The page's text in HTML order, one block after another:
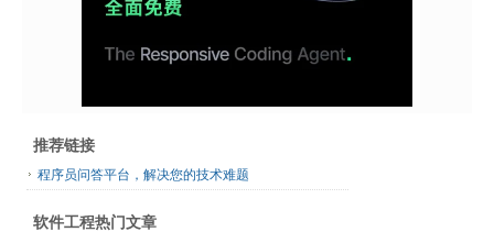
推荐链接
程序员问答平台，解决您的技术难题
软件工程热门文章